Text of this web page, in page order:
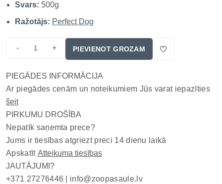
pievilcīgu uzkodu dažāda lieluma suņiem. Šīs desiņas ir
piemēr...
Svars: 500g
Ražotājs: Perfect Dog
- + PIEVIENOT GROZAM
PIEGĀDES INFORMĀCIJA
Ar piegādes cenām un noteikumiem Jūs varat iepazīties
šeit
PIRKUMU DROŠĪBA
Nepatīk saņemta prece?
Jums ir tiesības atgriezt preci 14 dienu laikā
Apskatīt Atteikuma tiesības
JAUTĀJUMI?
+371 27276446 | info@zoopasaule.lv